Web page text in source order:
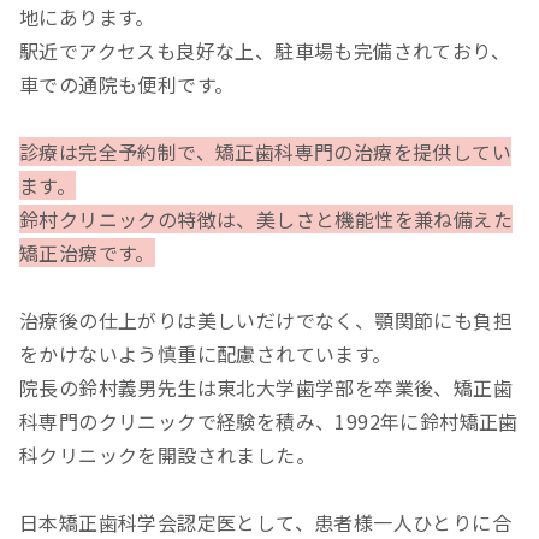
地にあります。
駅近でアクセスも良好な上、駐車場も完備されており、
車での通院も便利です。
診療は完全予約制で、矯正歯科専門の治療を提供してい
ます。
鈴村クリニックの特徴は、美しさと機能性を兼ね備えた
矯正治療です。
治療後の仕上がりは美しいだけでなく、顎関節にも負担
をかけないよう慎重に配慮されています。
院長の鈴村義男先生は東北大学歯学部を卒業後、矯正歯
科専門のクリニックで経験を積み、1992年に鈴村矯正歯
科クリニックを開設されました。
日本矯正歯科学会認定医として、患者様一人ひとりに合